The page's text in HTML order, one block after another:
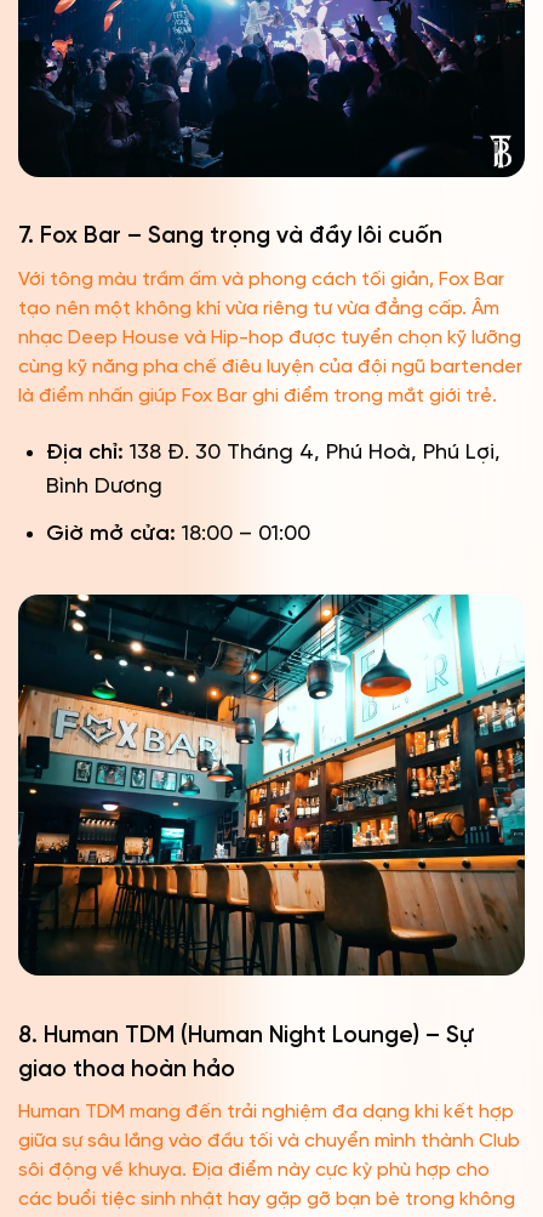
7. Fox Bar – Sang trọng và đầy lôi cuốn
Với tông màu trầm ấm và phong cách tối giản, Fox Bar
tạo nên một không khí vừa riêng tư vừa đẳng cấp. Âm
nhạc Deep House và Hip-hop được tuyển chọn kỹ lưỡng
cùng kỹ năng pha chế điêu luyện của đội ngũ bartender
là điểm nhấn giúp Fox Bar ghi điểm trong mắt giới trẻ.
Địa chỉ: 138 Đ. 30 Tháng 4, Phú Hoà, Phú Lợi,
Bình Dương
Giờ mở cửa: 18:00 – 01:00
8. Human TDM (Human Night Lounge) – Sự
giao thoa hoàn hảo
Human TDM mang đến trải nghiệm đa dạng khi kết hợp
giữa sự sâu lắng vào đầu tối và chuyển mình thành Club
sôi động về khuya. Địa điểm này cực kỳ phù hợp cho
các buổi tiệc sinh nhật hay gặp gỡ bạn bè trong không